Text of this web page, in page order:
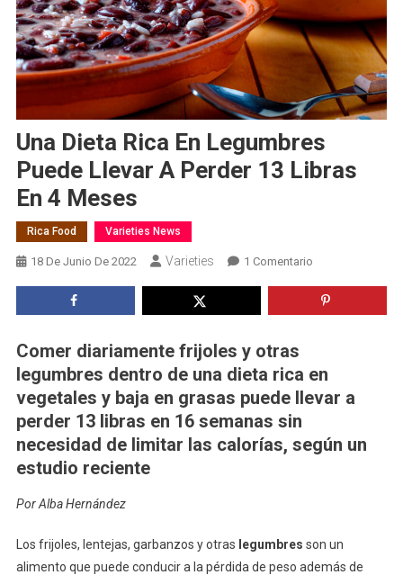
Una Dieta Rica En Legumbres
Puede Llevar A Perder 13 Libras
En 4 Meses
Rica Food Varieties News
18 De Junio De 2022 Varieties 1 ComentarioEn
Dieta
Puede
Llevar
Perder
Meses
Comer diariamente frijoles y otras
legumbres dentro de una dieta rica en
vegetales y baja en grasas puede llevar a
perder 13 libras en 16 semanas sin
necesidad de limitar las calorías, según un
estudio reciente
Por Alba Hernández
Los frijoles, lentejas, garbanzos y otras legumbres son un
alimento que puede conducir a la pérdida de peso además de